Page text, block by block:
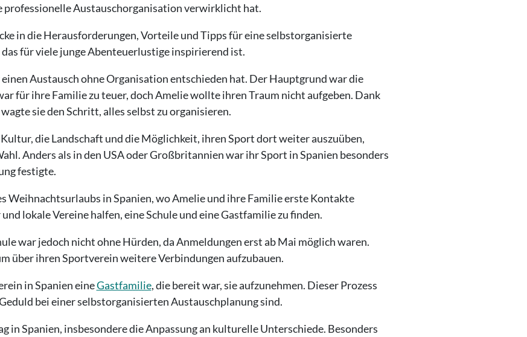
professionelle Austauschorganisation verwirklicht hat.
in die Herausforderungen, Vorteile und Tipps für eine selbstorganisierte
für viele junge Abenteuerlustige inspirierend ist.
Austausch ohne Organisation entschieden hat. Der Hauptgrund war die
für ihre Familie zu teuer, doch Amelie wollte ihren Traum nicht aufgeben. Dank
sie den Schritt, alles selbst zu organisieren.
die Landschaft und die Möglichkeit, ihren Sport dort weiter auszuüben,
Anders als in den USA oder Großbritannien war ihr Sport in Spanien besonders
festigte.
Weihnachtsurlaubs in Spanien, wo Amelie und ihre Familie erste Kontakte
lokale Vereine halfen, eine Schule und eine Gastfamilie zu finden.
war jedoch nicht ohne Hürden, da Anmeldungen erst ab Mai möglich waren.
über ihren Sportverein weitere Verbindungen aufzubauen.
in Spanien eineGastfamilie, die bereit war, sie aufzunehmen. Dieser Prozess
bei einer selbstorganisierten Austauschplanung sind.
in Spanien, insbesondere die Anpassung an kulturelle Unterschiede. Besonders